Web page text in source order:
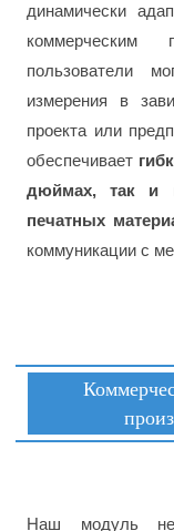
динамически
коммерческим
пользователи
измерения в
проекта или
обеспечивает
дюймах, так и
печатных
коммуникации с
Наш модуль не